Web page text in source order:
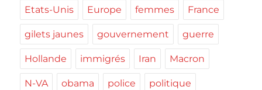
Etats-Unis Europe femmes France
gilets jaunes gouvernement guerre
Hollande immigrés Iran Macron
N-VA obama police politique